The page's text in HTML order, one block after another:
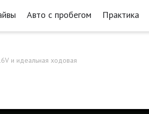
Авто с пробегом Практика
и идеальная ходовая